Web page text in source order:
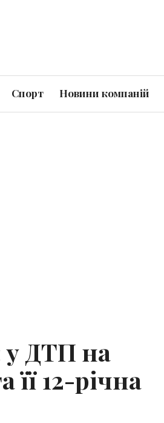
Спорт Новини компаній
у ДТП на
12-річна